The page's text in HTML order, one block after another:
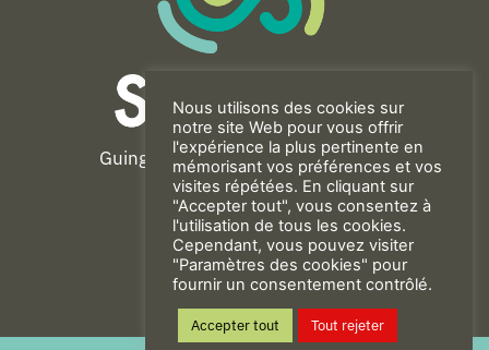
Guingamp-Paimpol Agglomération
11 rue de la Trinité
22200 GUINGAMP
02 96 40 23 82
CONTACT
Nous utilisons des cookies sur
notre site Web pour vous offrir
l'expérience la plus pertinente en
mémorisant vos préférences et vos
visites répétées. En cliquant sur
"Accepter tout", vous consentez à
l'utilisation de tous les cookies.
Cependant, vous pouvez visiter
"Paramètres des cookies" pour
fournir un consentement contrôlé.
Accepter tout Tout rejeter